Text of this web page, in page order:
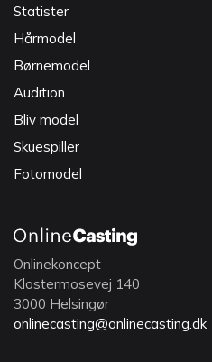
Statister
Hårmodel
Børnemodel
Audition
Bliv model
Skuespiller
Fotomodel
Onlinekoncept
Klostermosevej 140
3000 Helsingør
onlinecasting@onlinecasting.dk